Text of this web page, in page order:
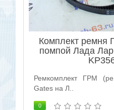
Комплект ремня
помпой Лада
Ремкомплект ГРМ
Gates на Л..
0